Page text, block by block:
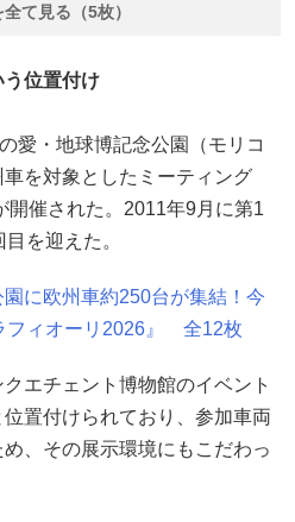
て見る（5枚）
う位置付け
愛・地球博記念公園（モリコ
を対象としたミーティング
開催された。2011年9月に第1
を迎えた。
園に欧州車約250台が集結！今
フィオーリ2026』 全12枚
エチェント博物館のイベント
置付けられており、参加車両
、その展示環境にもこだわっ